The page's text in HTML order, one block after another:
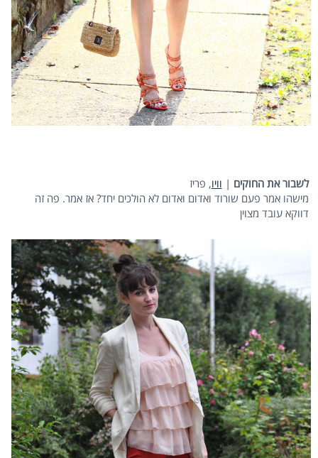
לשבור את החוקים | וויו, פריז
מישהו אמר פעם שורוד ואדום ואדום לא הולכים יחד? אז אמר. פה זה
דווקא עובד מצוין